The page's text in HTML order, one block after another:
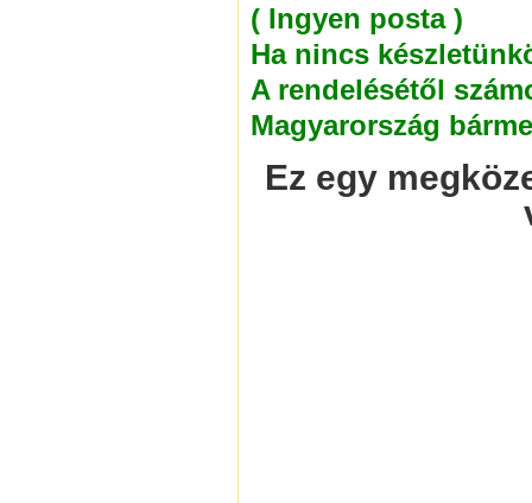
( Ingyen posta )
Ha nincs
A rendelésétől
Magyarország
Ez egy